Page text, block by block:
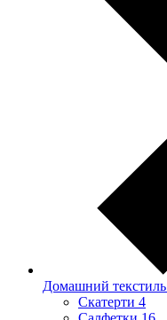
Домашний текстиль
Скатерти 4